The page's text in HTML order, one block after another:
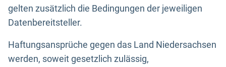
gelten zusätzlich die Bedingungen der jeweiligen
Datenbereitsteller.
Haftungsansprüche gegen das Land Niedersachsen
werden, soweit gesetzlich zulässig,